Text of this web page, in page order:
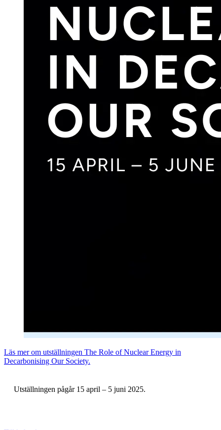
Läs mer om utställningen The Role of Nuclear Energy in
Decarbonising Our Society.
Utställningen pågår 15 april – 5 juni 2025.